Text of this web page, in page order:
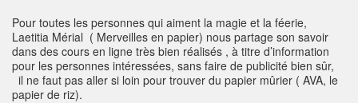
Pour toutes les personnes qui aiment la magie et la féerie,
Laetitia Mérial ( Merveilles en papier) nous partage son savoir
dans des cours en ligne très bien réalisés , à titre d’information
pour les personnes intéressées, sans faire de publicité bien sûr,
il ne faut pas aller si loin pour trouver du papier mûrier ( AVA, le
papier de riz).